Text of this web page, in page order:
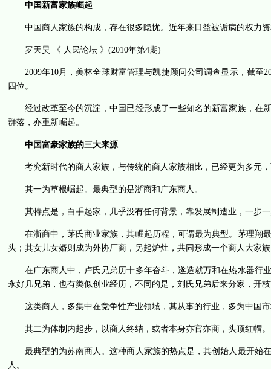
中国新富家族崛起
中国商人家族的构成，存在很多隐忧。近年来日益被诟病的权力
罗天昊 《 人民论坛 》(2010年第4期)
2009年10月，美林全球财富管理与凯捷顾问公司调查显示，截
四位。
经过改革至今的沉淀，中国已经形成了一些知名的新富家族，在
群落，亦重新崛起。
中国富豪家族的三大来源
考究新时代的商人家族，与传统的商人家族相比，已经更为多元
其一为草根崛起。最典型的是浙商和广东商人。
其特点是，白手起家，几乎没有任何背景，靠发展制造业，一步
在浙商中，茅氏商业家族，其崛起历程，可谓最为典型。茅理翔
头；其女儿女婿则成为外协厂商，另起炉灶，共同形成一个商人大家
在广东商人中，卢氏兄弟历十多年奋斗，遂造就万和在热水器行
永好几兄弟，也有类似创业经历，不同的是，刘氏兄弟后来分家，开
这类商人，多集中在竞争性产业领域，其从事的行业，多为中国
其二为体制内起步，以商人终结，或者本身亦官亦商，头顶红帽。
最典型的为苏南商人。这种商人家族的热点是，其创始人最开始
人。